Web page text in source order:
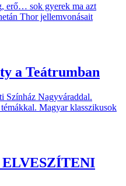
erő… sok gyerek ma azt
Thor jellemvonásait
a Teátrumban
Színház Nagyváraddal.
Magyar klasszikusok